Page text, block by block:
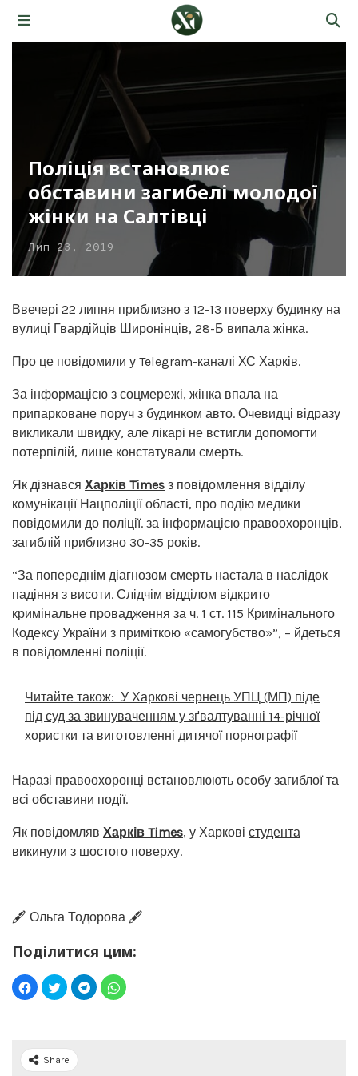
Поліція встановлює
обставини загибелі молодої
жінки на Салтівці
Лип 23, 2019
Ввечері 22 липня приблизно з 12-13 поверху будинку на
вулиці Гвардійців Широнінців, 28-Б випала жінка.
Про це повідомили у Telegram-каналі ХС Харків.
За інформацією з соцмережі, жінка впала на
припарковане поруч з будинком авто. Очевидці відразу
викликали швидку, але лікарі не встигли допомогти
потерпілій, лише констатували смерть.
Як дізнався Харків Times з повідомлення відділу
комунікації Нацполіції області, про подію медики
повідомили до поліції. за інформацією правоохоронців,
загиблій приблизно 30-35 років.
“За попереднім діагнозом смерть настала в наслідок
падіння з висоти. Слідчім відділом відкрито
кримінальне провадження за ч. 1 ст. 115 Кримінального
Кодексу України з приміткою «самогубство»”, – йдеться
в повідомленні поліції.
Читайте також: У Харкові чернець УПЦ (МП) піде
під суд за звинуваченням у зґвалтуванні 14-річної
хористки та виготовленні дитячої порнографії
Наразі правоохоронці встановлюють особу загиблої та
всі обставини події.
Як повідомляв Харків Times, у Харкові студента
викинули з шостого поверху.
🖋️ Ольга Тодорова 🖋️
Поділитися цим:
Share